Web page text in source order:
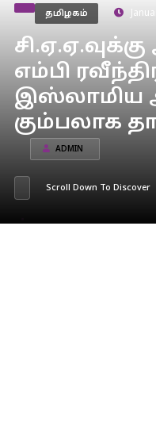
தமிழகம்
எம்பி
இஸ்லாமிய
கும்பலாக
ADMIN
Scroll Down To Discover